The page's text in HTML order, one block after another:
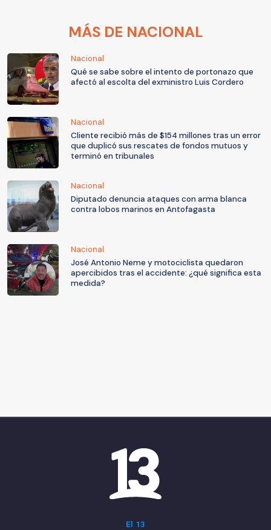
MÁS DE NACIONAL
Nacional
Qué se sabe sobre el intento de portonazo que
afectó al escolta del exministro Luis Cordero
Nacional
Cliente recibió más de $154 millones tras un error
que duplicó sus rescates de fondos mutuos y
terminó en tribunales
Nacional
Diputado denuncia ataques con arma blanca
contra lobos marinos en Antofagasta
Nacional
José Antonio Neme y motociclista quedaron
apercibidos tras el accidente: ¿qué significa esta
medida?
El 13